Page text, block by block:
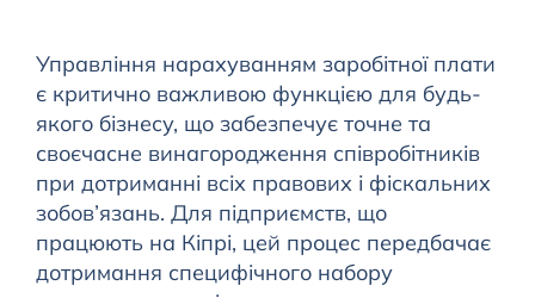
Управління нарахуванням заробітної плати
є критично важливою функцією для будь-
якого бізнесу, що забезпечує точне та
своєчасне винагородження співробітників
при дотриманні всіх правових і фіскальних
зобов’язань. Для підприємств, що
працюють на Кіпрі, цей процес передбачає
дотримання специфічного набору